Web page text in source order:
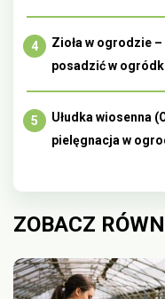
Zioła w ogrodzie
posadzić w
Ułudka wiosenna
pielęgnacja w
ZOBACZ